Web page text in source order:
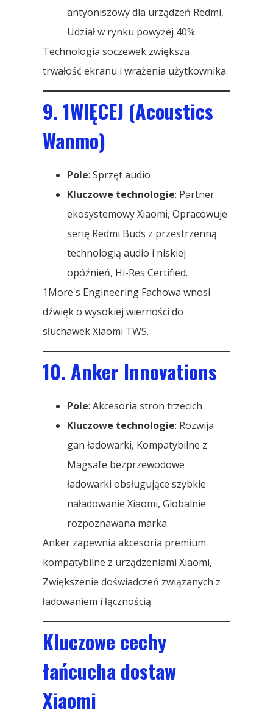
antyoniszowy dla urządzeń Redmi,
Udział w rynku powyżej 40%.
Technologia soczewek zwiększa
trwałość ekranu i wrażenia użytkownika.
9. 1WIĘCEJ (Acoustics
Wanmo)
Pole: Sprzęt audio
Kluczowe technologie: Partner
ekosystemowy Xiaomi, Opracowuje
serię Redmi Buds z przestrzenną
technologią audio i niskiej
opóźnień, Hi-Res Certified.
1More's Engineering Fachowa wnosi
dźwięk o wysokiej wierności do
słuchawek Xiaomi TWS.
10. Anker Innovations
Pole: Akcesoria stron trzecich
Kluczowe technologie: Rozwija
gan ładowarki, Kompatybilne z
Magsafe bezprzewodowe
ładowarki obsługujące szybkie
naładowanie Xiaomi, Globalnie
rozpoznawana marka.
Anker zapewnia akcesoria premium
kompatybilne z urządzeniami Xiaomi,
Zwiększenie doświadczeń związanych z
ładowaniem i łącznością.
Kluczowe cechy
łańcucha dostaw
Xiaomi